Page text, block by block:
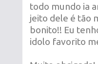
todo mundo ia
jeito dele é tão
bonito!! Eu
idolo favorito